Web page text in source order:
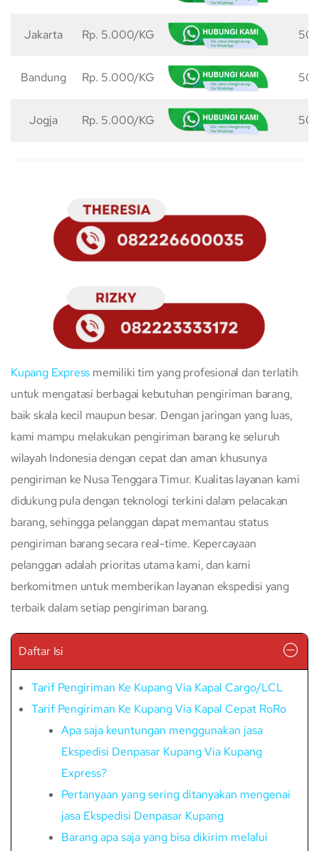
Jakarta Rp. 5.000/KG 50
Bandung Rp. 5.000/KG 50
Jogja Rp. 5.000/KG 50
Kupang Express memiliki tim yang profesional dan terlatih
untuk mengatasi berbagai kebutuhan pengiriman barang,
baik skala kecil maupun besar. Dengan jaringan yang luas,
kami mampu melakukan pengiriman barang ke seluruh
wilayah Indonesia dengan cepat dan aman khusunya
pengiriman ke Nusa Tenggara Timur. Kualitas layanan kami
didukung pula dengan teknologi terkini dalam pelacakan
barang, sehingga pelanggan dapat memantau status
pengiriman barang secara real-time. Kepercayaan
pelanggan adalah prioritas utama kami, dan kami
berkomitmen untuk memberikan layanan ekspedisi yang
terbaik dalam setiap pengiriman barang.
Daftar Isi
Tarif Pengiriman Ke Kupang Via Kapal Cargo/LCL
Tarif Pengiriman Ke Kupang Via Kapal Cepat RoRo
Apa saja keuntungan menggunakan jasa
Ekspedisi Denpasar Kupang Via Kupang
Express?
Pertanyaan yang sering ditanyakan mengenai
jasa Ekspedisi Denpasar Kupang
Barang apa saja yang bisa dikirim melalui